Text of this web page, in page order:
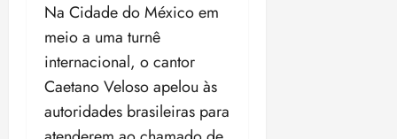
Na Cidade do México em
meio a uma turnê
internacional, o cantor
Caetano Veloso apelou às
autoridades brasileiras para